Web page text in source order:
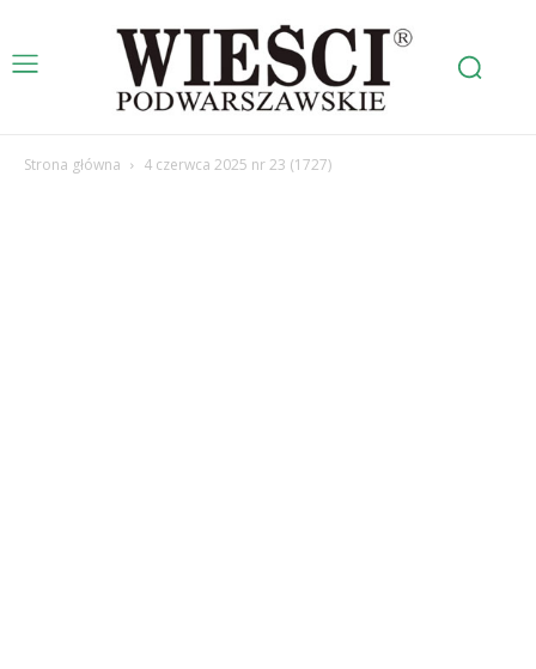
Strona główna 4 czerwca 2025 nr 23 (1727)